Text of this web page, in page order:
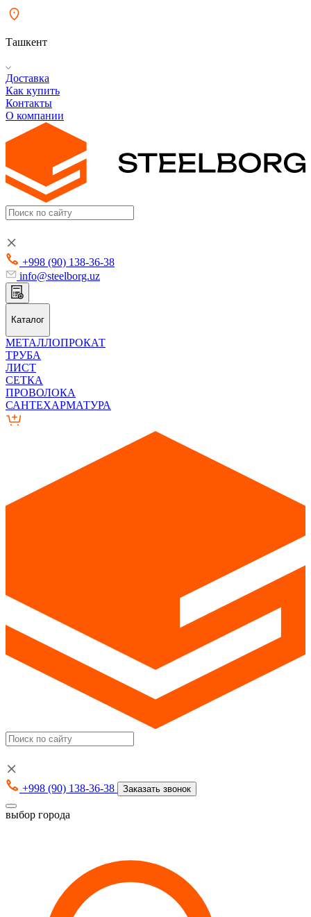
Ташкент
Доставка
Как купить
Контакты
О компании
+998 (90) 138-36-38
info@steelborg.uz
Каталог
МЕТАЛЛОПРОКАТ
ТРУБА
ЛИСТ
СЕТКА
ПРОВОЛОКА
САНТЕХАРМАТУРА
+998 (90) 138-36-38 Заказать звонок
выбор города